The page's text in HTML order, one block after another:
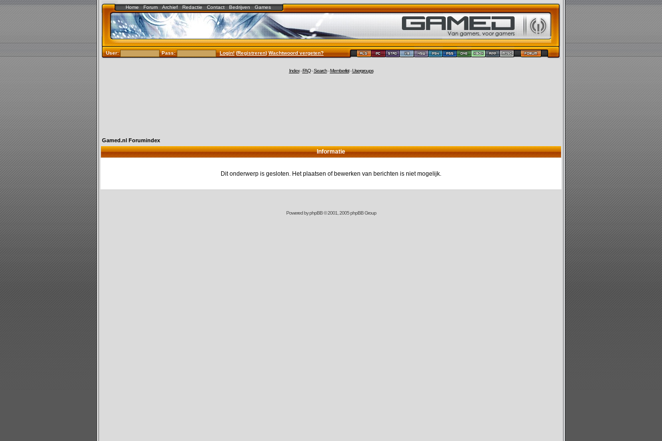
Home Forum Archief Redactie Contact Bedrijven Games
User: Pass: Login!(Registreren)Wachtwoord vergeten?
Index-FAQ-Search-Memberlist-Usergroups
Gamed.nl Forumindex
Informatie
Dit onderwerp is gesloten. Het plaatsen of bewerken van berichten is niet mogelijk.
Powered byphpBB© 2001, 2005 phpBB Group